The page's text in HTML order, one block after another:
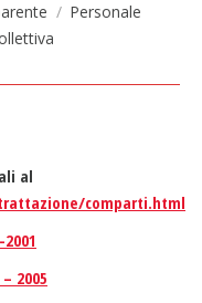
Personale
al
comparti.html
2005